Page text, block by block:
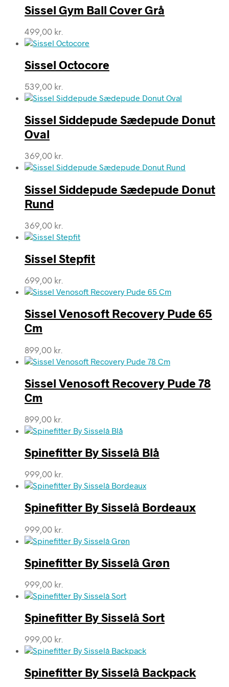
Sissel Gym Ball Cover Grå
499,00 kr.
Sissel Octocore
539,00 kr.
Sissel Siddepude Sædepude Donut
Oval
369,00 kr.
Sissel Siddepude Sædepude Donut
Rund
369,00 kr.
Sissel Stepfit
699,00 kr.
Sissel Venosoft Recovery Pude 65
Cm
899,00 kr.
Sissel Venosoft Recovery Pude 78
Cm
899,00 kr.
Spinefitter By Sisselâ Blå
999,00 kr.
Spinefitter By Sisselâ Bordeaux
999,00 kr.
Spinefitter By Sisselâ Grøn
999,00 kr.
Spinefitter By Sisselâ Sort
999,00 kr.
Spinefitter By Sisselâ Backpack